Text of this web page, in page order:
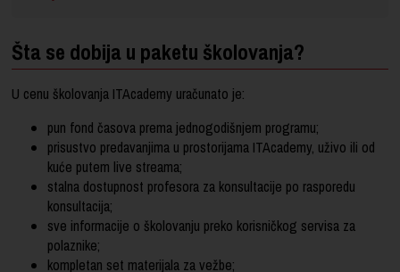
Šta se dobija u paketu školovanja?
U cenu školovanja ITAcademy uračunato je:
pun fond časova prema jednogodišnjem programu;
prisustvo predavanjima u prostorijama ITAcademy, uživo ili od
kuće putem live streama;
stalna dostupnost profesora za konsultacije po rasporedu
konsultacija;
sve informacije o školovanju preko korisničkog servisa za
polaznike;
kompletan set materijala za vežbe;